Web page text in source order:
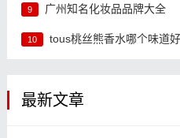
9 广州知名化妆品品牌大全
10 tous桃丝熊香水哪个味道
最新文章